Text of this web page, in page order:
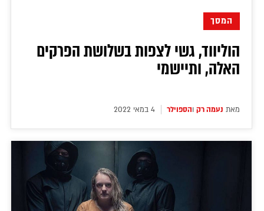
המסך
הוליווד, גשי לצפות בשלושת הפרקים
האלה, ותיישמי
מאת נעמה רק והספוילר 4 במאי 2022